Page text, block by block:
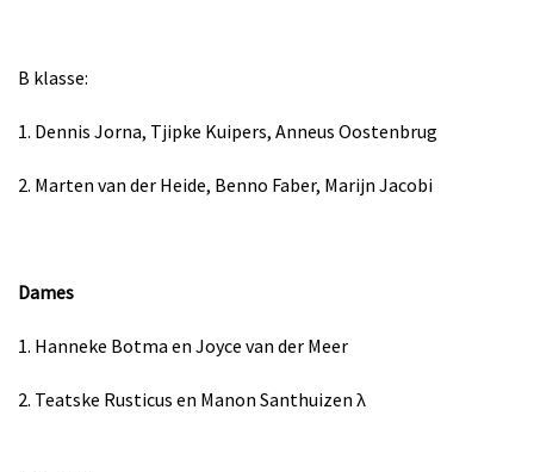
B klasse:
1. Dennis Jorna, Tjipke Kuipers, Anneus Oostenbrug
2. Marten van der Heide, Benno Faber, Marijn Jacobi
Dames
1. Hanneke Botma en Joyce van der Meer
2. Teatske Rusticus en Manon Santhuizen λ